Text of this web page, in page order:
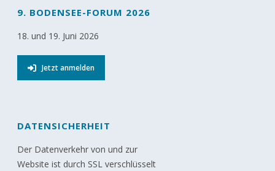
9. BODENSEE-FORUM 2026
18. und 19. Juni 2026
Jetzt anmelden
DATENSICHERHEIT
Der Datenverkehr von und zur
Website ist durch SSL verschlüsselt